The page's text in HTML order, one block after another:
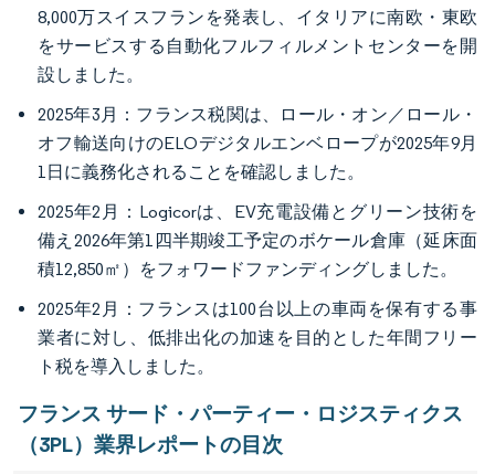
8,000万スイスフランを発表し、イタリアに南欧・東欧
をサービスする自動化フルフィルメントセンターを開
設しました。
2025年3月：フランス税関は、ロール・オン／ロール・
オフ輸送向けのELOデジタルエンベロープが2025年9月
1日に義務化されることを確認しました。
2025年2月：Logicorは、EV充電設備とグリーン技術を
備え2026年第1四半期竣工予定のボケール倉庫（延床面
積12,850㎡）をフォワードファンディングしました。
2025年2月：フランスは100台以上の車両を保有する事
業者に対し、低排出化の加速を目的とした年間フリー
ト税を導入しました。
フランス サード・パーティー・ロジスティクス
（3PL）業界レポートの目次